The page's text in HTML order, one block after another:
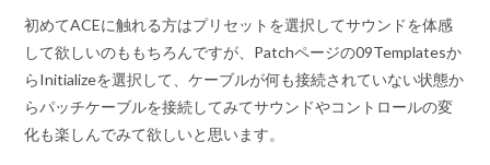
初めてACEに触れる方はプリセットを選択してサウンドを体感
して欲しいのももちろんですが、Patchページの09Templatesか
らInitializeを選択して、ケーブルが何も接続されていない状態か
らパッチケーブルを接続してみてサウンドやコントロールの変
化も楽しんでみて欲しいと思います。